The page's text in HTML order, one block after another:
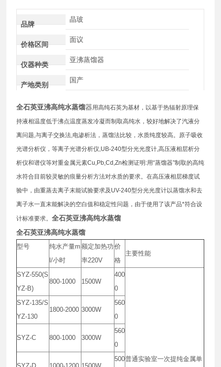
品牌
晶玻
价格区间
面议
仪器种类
亚沸蒸馏器
产地类别
国产
全石英亚沸高纯水蒸馏器用高纯石英为基材，以基于热辐射原理保
持液相温度低于沸点温度蒸发冷凝而制取高纯水，较好地解决了汽液分
离问题,与离子交换法,电渗析法，蒸馏法比较，水质纯度较高。原子吸收
光谱分析仪，等离子光谱分析仪,UB-240型分光光度计,高压液相层析分
析仪和谱仪等对重金属元素Cu,Pb,Cd,Zn检测证明:用“蒸馏器”制取的高纯
水符合目前较灵敏的痕量分析方法对水质的要求。在高压液相层梯度试
验中，由重蒸去离子末能试验要求及UV-240型分光光度计以蒸馏水和去
离子水一直末能解决的空白值和稳定性问题，由于使用了该产品*符合设
计标准要求。全石英亚沸高纯水蒸馏
全石英亚沸高纯水蒸馏
型号 纯水产量m
l/小时
额定加热功
率220V
价
格
主要性能
SYZ-550(S
YZ-B)
800-1000 1500W
400
0
普通实验室一次提纯金属单
SYZ-135/S
YZ-130
1800-2000 3000W
560
0
SYZ-C 800-1000 3000W
560
0
500